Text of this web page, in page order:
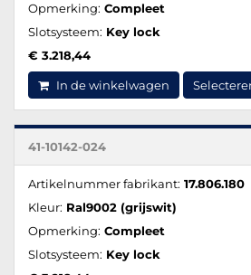
Opmerking: Compleet
Slotsysteem: Key lock
€ 3.218,44
In de winkelwagen
41-10142-024
Artikelnummer fabrikant: 17.806.180
Kleur: Ral9002 (grijswit)
Opmerking: Compleet
Slotsysteem: Key lock